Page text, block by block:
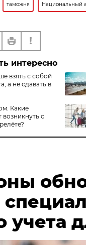
таможня Национальный
интересно
взять с собой
а не сдавать в
Какие
с
учета